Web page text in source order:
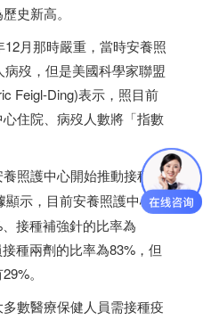
史新高。
月那時嚴重，當時安養照
歿，但是美國科學家聯盟
Feigl-Ding)表示，照目前
住院、病歿人數將「指數
照護中心開始推動接種
疫
示，目前安養照護中心住
接種補強針的比率為
種兩劑的比率為83%，但
。
數醫療保健人員需接種疫